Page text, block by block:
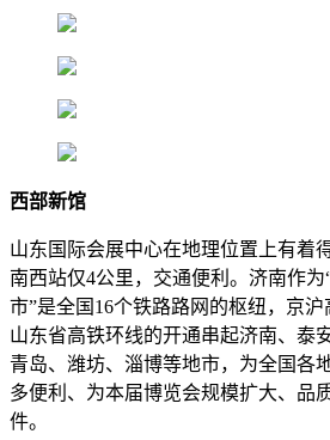
西部新馆
山东国际会展中心在地理位置上有着
南西站仅4公里，交通便利。济南作
市”是全国16个铁路路网的枢纽，京沪
山东省高铁环线的开通串起济南、泰
青岛、潍坊、淄博等地市，为全国各
多便利、为本届博览会规模扩大、品
件。